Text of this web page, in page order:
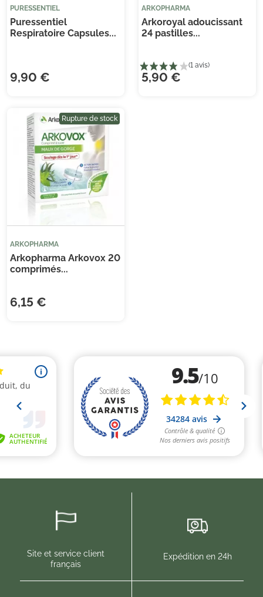
PURESSENTIEL
Puressentiel
Respiratoire Capsules...
9,90 €
ARKOPHARMA
Arkoroyal adoucissant
24 pastilles...
5,90 €
Rupture de stock
ARKOPHARMA
Arkopharma Arkovox 20
comprimés...
6,15 €
Site et service client
français
Expédition en 24h
promotionnelles. Consultez notre politique de
confidentialité.